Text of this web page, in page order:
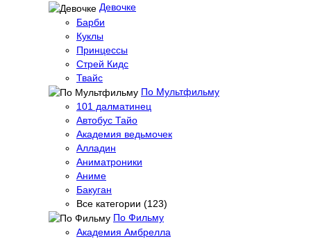
Девочке
Барби
Куклы
Принцессы
Стрей Кидс
Твайс
По Мультфильму
101 далматинец
Автобус Тайо
Академия ведьмочек
Алладин
Аниматроники
Аниме
Бакуган
Все категории (123)
По Фильму
Академия Амбрелла